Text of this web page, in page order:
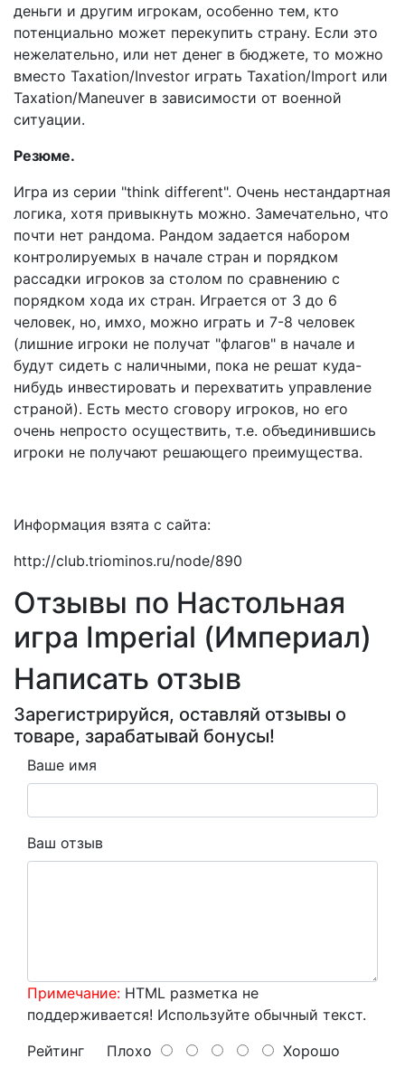
деньги и другим игрокам, особенно тем, кто
потенциально может перекупить страну. Если это
нежелательно, или нет денег в бюджете, то можно
вместо Taxation/Investor играть Taxation/Import или
Taxation/Maneuver в зависимости от военной
ситуации.
Резюме.
Игра из серии "think different". Очень нестандартная
логика, хотя привыкнуть можно. Замечательно, что
почти нет рандома. Рандом задается набором
контролируемых в начале стран и порядком
рассадки игроков за столом по сравнению с
порядком хода их стран. Играется от 3 до 6
человек, но, имхо, можно играть и 7-8 человек
(лишние игроки не получат "флагов" в начале и
будут сидеть с наличными, пока не решат куда-
нибудь инвестировать и перехватить управление
страной). Есть место сговору игроков, но его
очень непросто осуществить, т.е. объединившись
игроки не получают решающего преимущества.
Информация взята с сайта:
http://club.triominos.ru/node/890
Отзывы по Настольная
игра Imperial (Империал)
Написать отзыв
Зарегистрируйся, оставляй отзывы о
товаре, зарабатывай бонусы!
Ваше имя
Ваш отзыв
Примечание: HTML разметка не
поддерживается! Используйте обычный текст.
Рейтинг Плохо Хорошо